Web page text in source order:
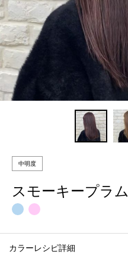
中明度
スモーキープラム
カラーレシピ詳細